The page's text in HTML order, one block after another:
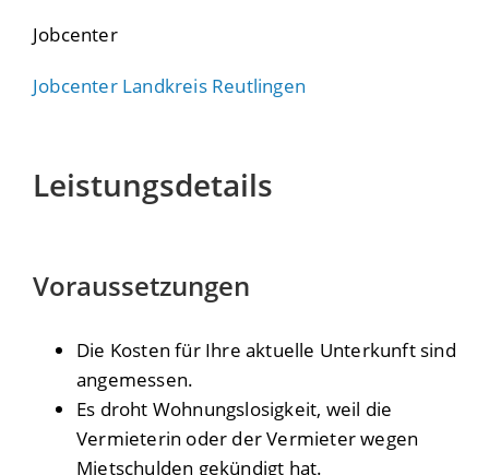
Jobcenter
Jobcenter Landkreis Reutlingen
Leistungsdetails
Voraussetzungen
Die Kosten für Ihre aktuelle Unterkunft sind
angemessen.
Es droht Wohnungslosigkeit, weil die
Vermieterin oder der Vermieter wegen
Mietschulden gekündigt hat.